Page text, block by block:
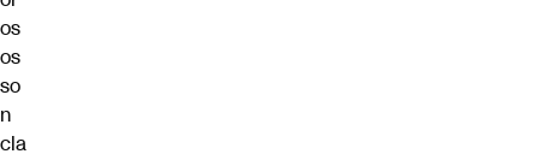
os
os
so
n
cla